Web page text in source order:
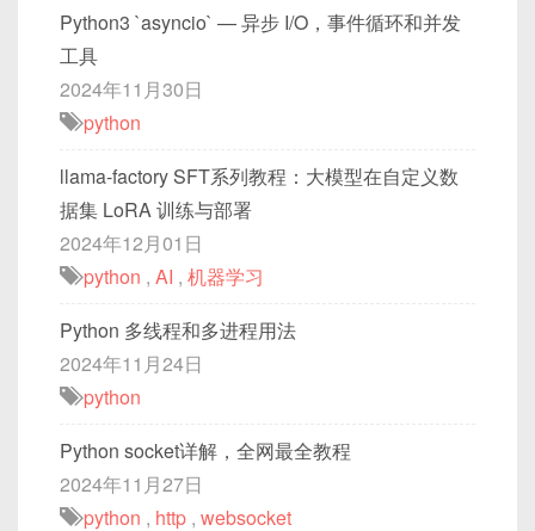
Python3 `asyncio` — 异步 I/O，事件循环和并发
工具
2024年11月30日
python
llama-factory SFT系列教程：大模型在自定义数
据集 LoRA 训练与部署
2024年12月01日
python , AI , 机器学习
Python 多线程和多进程用法
2024年11月24日
python
Python socket详解，全网最全教程
2024年11月27日
python , http , websocket